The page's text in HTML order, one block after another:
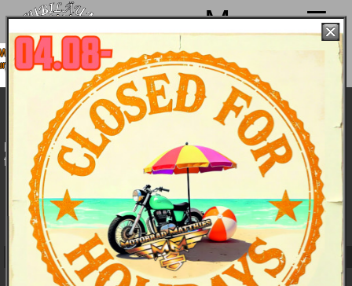
Menu
machen von 4. bis 15.08. Sommerpause
sind ab 18.08. wieder mit voller Power für
Euch da!
Harley-Davidson Dyna Street Bob Special
2016 - Technische Daten
Die individualisierte Sreet Bob kommt mit Doppelsitzbank,
flachem Lenker und vorverlegten Fußrasten.
Bike &
Bilder
Daten
Farben und
Preise
Farben:
Black Denim15.355,-- €
Maße und Gewichte
Länge:
2.395 mm